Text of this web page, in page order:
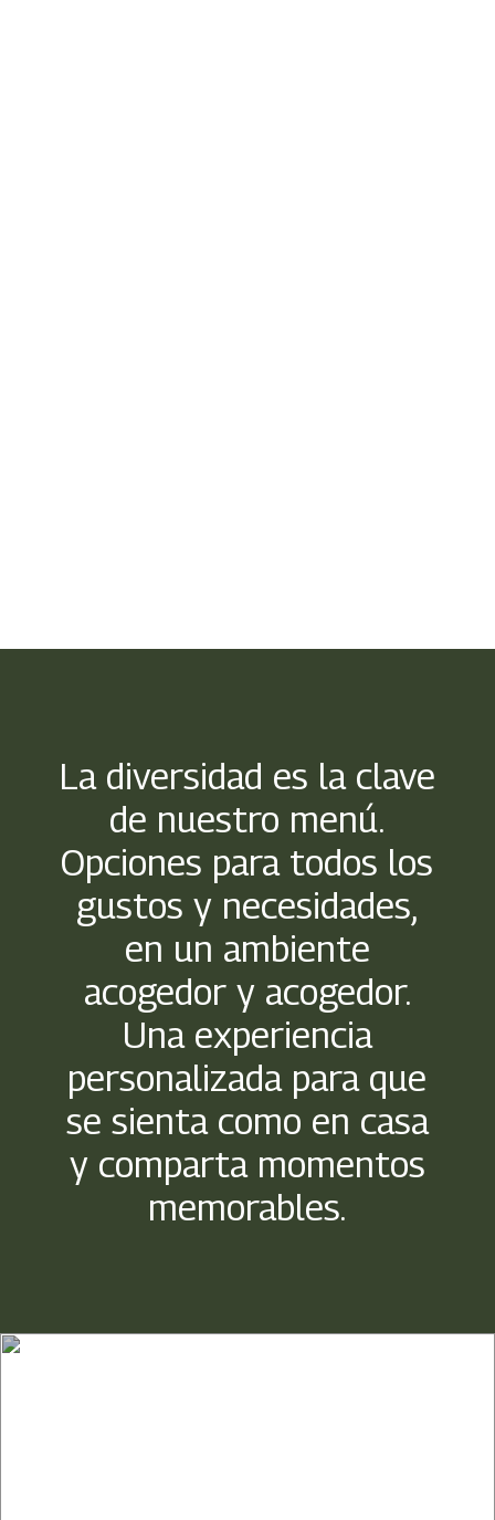
La diversidad es la clave
de nuestro menú.
Opciones para todos los
gustos y necesidades,
en un ambiente
acogedor y acogedor.
Una experiencia
personalizada para que
se sienta como en casa
y comparta momentos
memorables.